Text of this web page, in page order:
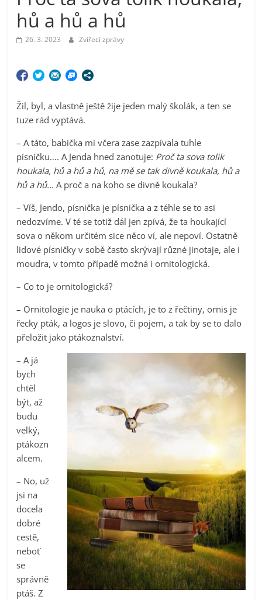
hů a hů a hů
26. 3. 2023 Zvířecí zprávy
Žil, byl, a vlastně ještě žije jeden malý školák, a ten se
tuze rád vyptává.
– A táto, babička mi včera zase zazpívala tuhle
písničku…. A Jenda hned zanotuje: Proč ta sova tolik
houkala, hů a hů a hů, na mě se tak divně koukala, hů a
hů a hů... A proč a na koho se divně koukala?
– Víš, Jendo, písnička je písnička a z téhle se to asi
nedozvíme. V té se totiž dál jen zpívá, že ta houkající
sova o někom určitém sice něco ví, ale nepoví. Ostatně
lidové písničky v sobě často skrývají různé jinotaje, ale i
moudra, v tomto případě možná i ornitologická.
– Co to je ornitologická?
– Ornitologie je nauka o ptácích, je to z řečtiny, ornis je
řecky pták, a logos je slovo, či pojem, a tak by se to dalo
přeložit jako ptákoznalství.
– A já
bych
chtěl
být, až
budu
velký,
ptákozn
alcem.
– No, už
jsi na
docela
dobré
cestě,
neboť
se
správně
ptáš. Z